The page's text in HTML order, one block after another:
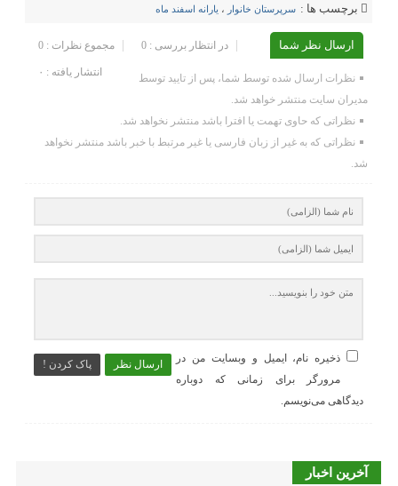
برچسب ها : سرپرستان خانوار ، یارانه اسفند ماه
ارسال نظر شما مجموع نظرات : 0 در انتظار بررسی : 0
انتشار یافته : ۰
نظرات ارسال شده توسط شما، پس از تایید توسط
مدیران سایت منتشر خواهد شد.
نظراتی که حاوی تهمت یا افترا باشد منتشر نخواهد شد.
نظراتی که به غیر از زبان فارسی یا غیر مرتبط با خبر باشد منتشر نخواهد
شد.
ارسال نظر پاک کردن !
ذخیره نام، ایمیل و وبسایت من در
مرورگر برای زمانی که دوباره
دیدگاهی می‌نویسم.
آخرین اخبار